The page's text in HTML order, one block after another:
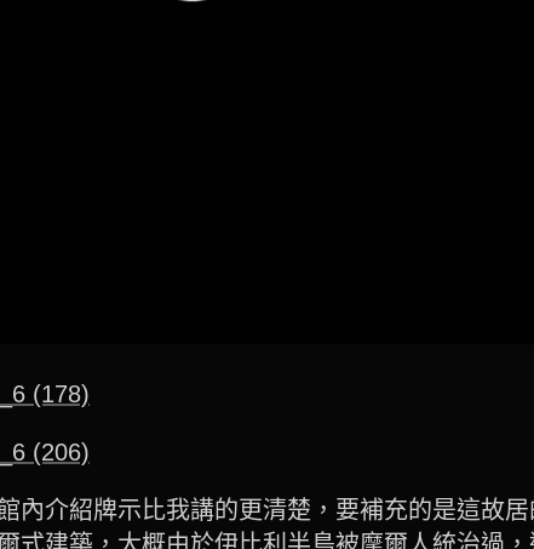
內介紹牌示比我講的更清楚，要補充的是這故